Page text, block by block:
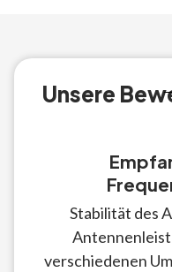
Unsere
Stabilität des
verschiedenen